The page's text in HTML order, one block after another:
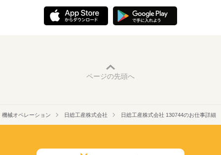
ページの先頭へ
機械オペレーション 日総工産株式会社 日総工産株式会社 130744のお仕事詳細